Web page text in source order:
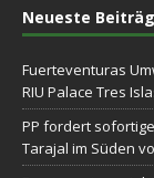
Neueste
Fuerteventuras
RIU Palace Tres
PP fordert
Tarajal im Süden